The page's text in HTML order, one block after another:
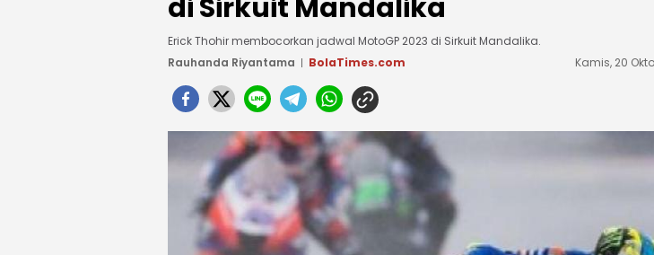
di Sirkuit Mandalika
Erick Thohir membocorkan jadwal MotoGP 2023 di Sirkuit Mandalika.
Rauhanda Riyantama
BolaTimes.com Kamis, 20